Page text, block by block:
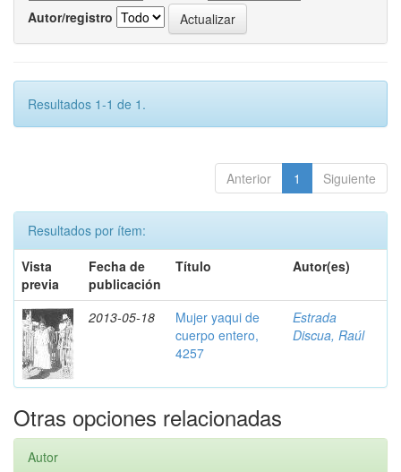
Autor/registro
Resultados 1-1 de 1.
Anterior 1 Siguiente
Resultados por ítem:
Vista
previa
Fecha de
publicación
Título Autor(es)
2013-05-18
Mujer yaqui de
cuerpo entero,
4257
Estrada
Discua, Raúl
Otras opciones relacionadas
Autor